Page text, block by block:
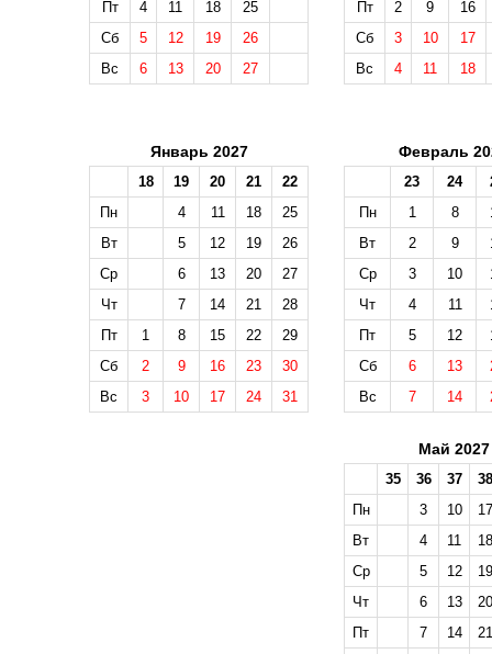
Пт
4 11 18
25
Сб
5 12 19
26
Вс
6 13 20 27
Пт
2 9
16
Сб
3 10
17
Вс
4 11 18
Январь 2027
18 19 20 21
22
Пн
4 11 18
25
Вт
5 12 19
26
Ср
6 13 20
27
Чт
7 14 21
28
Пт
1 8 15 22
29
Сб
2 9 16 23
30
Вс
3 10 17 24 31
Февраль
23 24
Пн
1 8
Вт
2 9
Ср
3 10
Чт
4 11
Пт
5 12
Сб
6 13
Вс
7 14
Май 2027
35 36 37
38
Пн
3 10
17
Вт
4 11
18
Ср
5 12
19
Чт
6 13
20
Пт
7 14
21